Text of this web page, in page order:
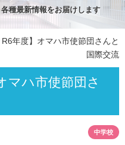
種最新情報をお届けします
R6年度】オマハ市使節団さんと
国際交流
マハ市使節団さ
中学校